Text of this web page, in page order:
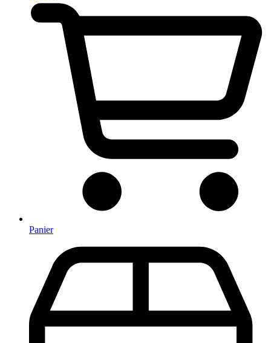
Panier